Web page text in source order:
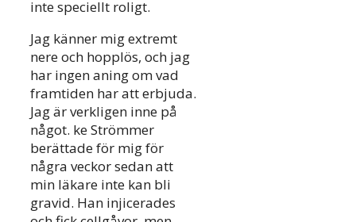
inte speciellt roligt.
Jag känner mig extremt
nere och hopplös, och jag
har ingen aning om vad
framtiden har att erbjuda.
Jag är verkligen inne på
något. ke Strömmer
berättade för mig för
några veckor sedan att
min läkare inte kan bli
gravid. Han injicerades